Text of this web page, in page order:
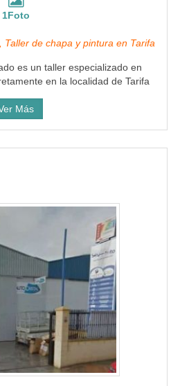
1Foto
Taller de chapa y pintura en Tarifa
es un taller especializado en
en la localidad de Tarifa
Más